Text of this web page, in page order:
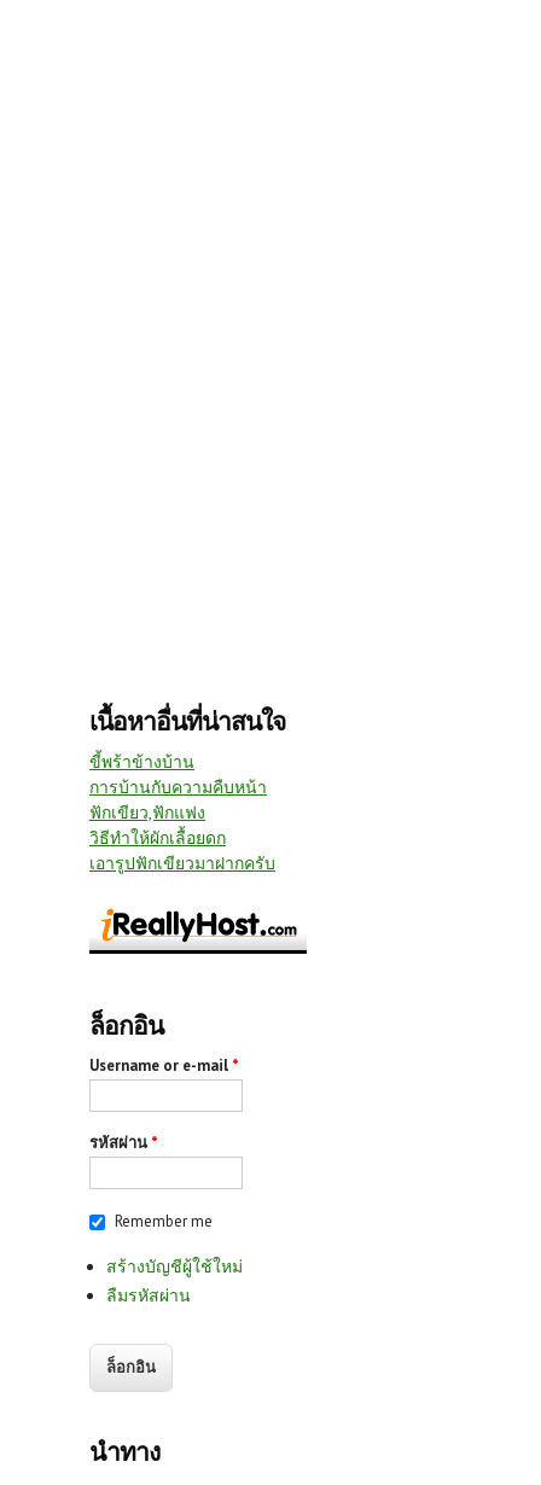
เนื้อหาอื่นที่น่าสนใจ
ขี้พร้าข้างบ้าน
การบ้านกับความคืบหน้า
ฟักเขียว,ฟักแฟง
วิธีทำให้ผักเลื้อยดก
เอารูปฟักเขียวมาฝากครับ
ล็อกอิน
Username or e-mail *
รหัสผ่าน *
Remember me
สร้างบัญชีผู้ใช้ใหม่
ลืมรหัสผ่าน
นำทาง